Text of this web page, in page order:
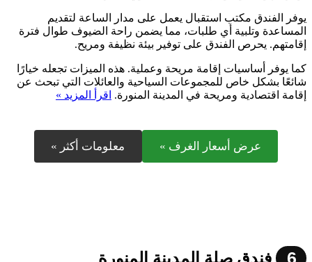
يوفر الفندق مكتب استقبال يعمل على مدار الساعة لتقديم
المساعدة وتلبية أي طلبات، مما يضمن راحة الضيوف طوال فترة
إقامتهم. يحرص الفندق على توفير بيئة نظيفة ومريح.
كما يوفر أساسيات إقامة مريحة وعملية. هذه الميزات تجعله خيارًا
شائعًا بشكل خاص للمجموعات السياحية والعائلات التي تبحث عن
إقامة اقتصادية ومريحة في المدينة المنورة. اقرأ المزيد »
عرض أسعار الغرف » معلومات أكثر »
6